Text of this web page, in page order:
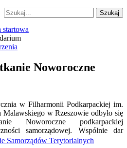
Szukaj
Samorządów Terytorialnych
startowa
Noworoczne
w Filharmonii Podkarpackiej im.
Malawskiego w Rzeszowie odbyło się
Noworoczne podkarpackiej
samorządowej. Wspólnie dar